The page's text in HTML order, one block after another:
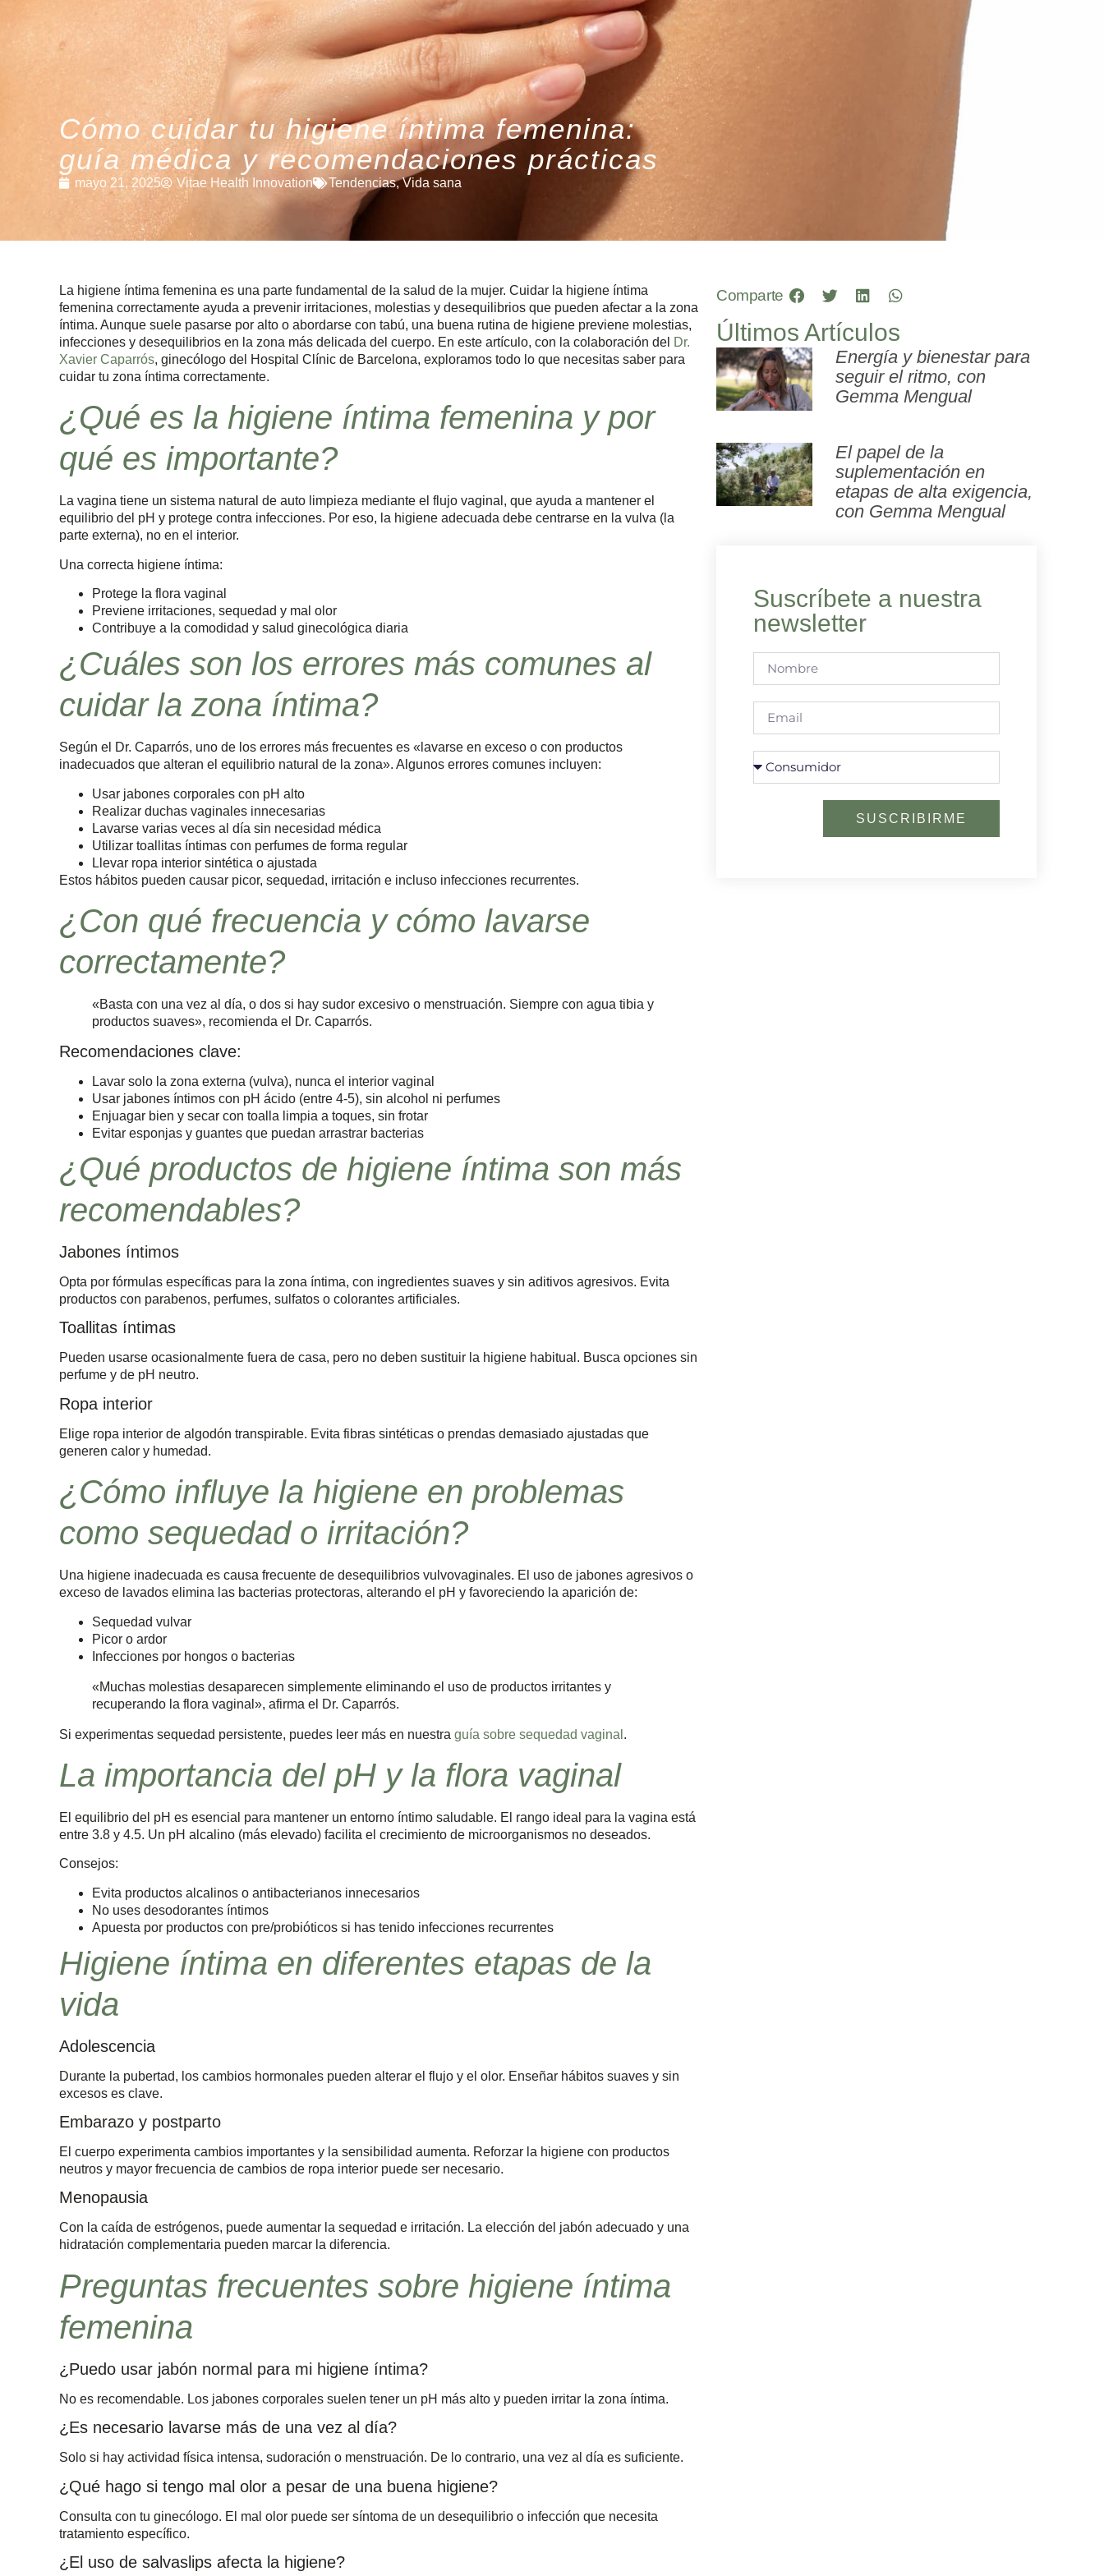
Cómo cuidar tu higiene íntima femenina:
guía médica y recomendaciones prácticas
mayo 21, 2025 Vitae Health Innovation Tendencias,Vida sana
La higiene íntima femenina es una parte fundamental de la salud de la mujer. Cuidar la higiene íntima
femenina correctamente ayuda a prevenir irritaciones, molestias y desequilibrios que pueden afectar a la zona
íntima. Aunque suele pasarse por alto o abordarse con tabú, una buena rutina de higiene previene molestias,
infecciones y desequilibrios en la zona más delicada del cuerpo. En este artículo, con la colaboración del Dr.
Xavier Caparrós, ginecólogo del Hospital Clínic de Barcelona, exploramos todo lo que necesitas saber para
cuidar tu zona íntima correctamente.
¿Qué es la higiene íntima femenina y por
qué es importante?
La vagina tiene un sistema natural de auto limpieza mediante el flujo vaginal, que ayuda a mantener el
equilibrio del pH y protege contra infecciones. Por eso, la higiene adecuada debe centrarse en la vulva (la
parte externa), no en el interior.
Una correcta higiene íntima:
Protege la flora vaginal
Previene irritaciones, sequedad y mal olor
Contribuye a la comodidad y salud ginecológica diaria
¿Cuáles son los errores más comunes al
cuidar la zona íntima?
Según el Dr. Caparrós, uno de los errores más frecuentes es «lavarse en exceso o con productos
inadecuados que alteran el equilibrio natural de la zona». Algunos errores comunes incluyen:
Usar jabones corporales con pH alto
Realizar duchas vaginales innecesarias
Lavarse varias veces al día sin necesidad médica
Utilizar toallitas íntimas con perfumes de forma regular
Llevar ropa interior sintética o ajustada
Estos hábitos pueden causar picor, sequedad, irritación e incluso infecciones recurrentes.
¿Con qué frecuencia y cómo lavarse
correctamente?
«Basta con una vez al día, o dos si hay sudor excesivo o menstruación. Siempre con agua tibia y
productos suaves», recomienda el Dr. Caparrós.
Recomendaciones clave:
Lavar solo la zona externa (vulva), nunca el interior vaginal
Usar jabones íntimos con pH ácido (entre 4-5), sin alcohol ni perfumes
Enjuagar bien y secar con toalla limpia a toques, sin frotar
Evitar esponjas y guantes que puedan arrastrar bacterias
¿Qué productos de higiene íntima son más
recomendables?
Jabones íntimos
Opta por fórmulas específicas para la zona íntima, con ingredientes suaves y sin aditivos agresivos. Evita
productos con parabenos, perfumes, sulfatos o colorantes artificiales.
Toallitas íntimas
Pueden usarse ocasionalmente fuera de casa, pero no deben sustituir la higiene habitual. Busca opciones sin
perfume y de pH neutro.
Ropa interior
Elige ropa interior de algodón transpirable. Evita fibras sintéticas o prendas demasiado ajustadas que
generen calor y humedad.
¿Cómo influye la higiene en problemas
como sequedad o irritación?
Una higiene inadecuada es causa frecuente de desequilibrios vulvovaginales. El uso de jabones agresivos o
exceso de lavados elimina las bacterias protectoras, alterando el pH y favoreciendo la aparición de:
Sequedad vulvar
Picor o ardor
Infecciones por hongos o bacterias
«Muchas molestias desaparecen simplemente eliminando el uso de productos irritantes y
recuperando la flora vaginal», afirma el Dr. Caparrós.
Si experimentas sequedad persistente, puedes leer más en nuestra guía sobre sequedad vaginal .
La importancia del pH y la flora vaginal
El equilibrio del pH es esencial para mantener un entorno íntimo saludable. El rango ideal para la vagina está
entre 3.8 y 4.5. Un pH alcalino (más elevado) facilita el crecimiento de microorganismos no deseados.
Consejos:
Evita productos alcalinos o antibacterianos innecesarios
No uses desodorantes íntimos
Apuesta por productos con pre/probióticos si has tenido infecciones recurrentes
Higiene íntima en diferentes etapas de la
vida
Adolescencia
Durante la pubertad, los cambios hormonales pueden alterar el flujo y el olor. Enseñar hábitos suaves y sin
excesos es clave.
Embarazo y postparto
El cuerpo experimenta cambios importantes y la sensibilidad aumenta. Reforzar la higiene con productos
neutros y mayor frecuencia de cambios de ropa interior puede ser necesario.
Menopausia
Con la caída de estrógenos, puede aumentar la sequedad e irritación. La elección del jabón adecuado y una
hidratación complementaria pueden marcar la diferencia.
Preguntas frecuentes sobre higiene íntima
femenina
¿Puedo usar jabón normal para mi higiene íntima?
No es recomendable. Los jabones corporales suelen tener un pH más alto y pueden irritar la zona íntima.
¿Es necesario lavarse más de una vez al día?
Solo si hay actividad física intensa, sudoración o menstruación. De lo contrario, una vez al día es suficiente.
¿Qué hago si tengo mal olor a pesar de una buena higiene?
Consulta con tu ginecólogo. El mal olor puede ser síntoma de un desequilibrio o infección que necesita
tratamiento específico.
¿El uso de salvaslips afecta la higiene?
Comparte
Últimos Artículos
Energía y bienestar para
seguir el ritmo, con
Gemma Mengual
El papel de la
suplementación en
etapas de alta exigencia,
con Gemma Mengual
Suscríbete a nuestra
newsletter
SUSCRIBIRME